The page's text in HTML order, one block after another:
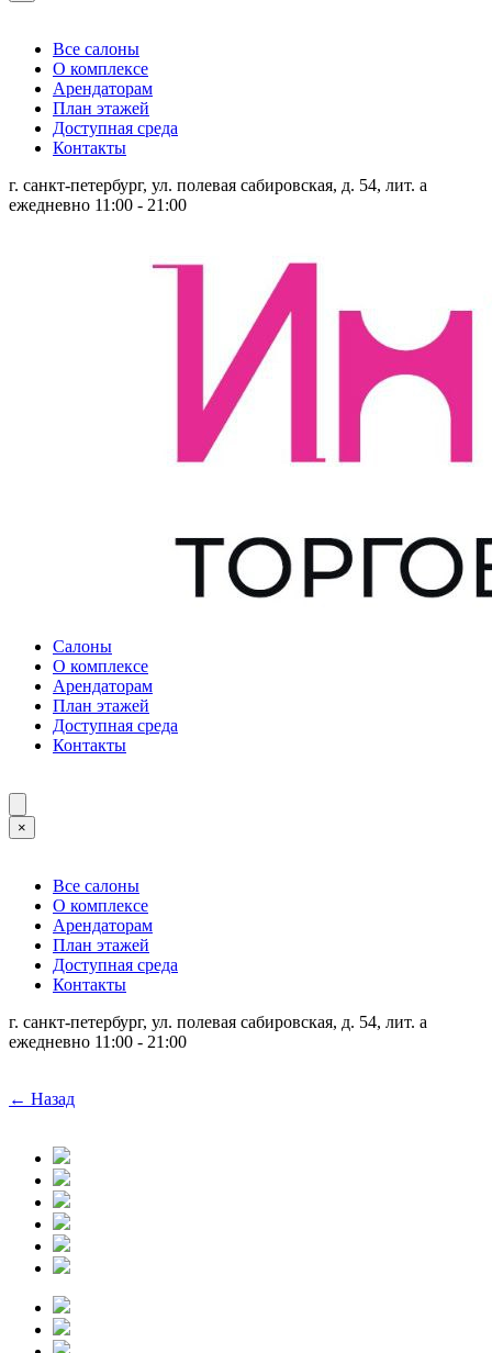
Все салоны
О комплексе
Арендаторам
План этажей
Доступная среда
Контакты
г. санкт-петербург, ул. полевая сабировская, д. 54, лит. а
ежедневно 11:00 - 21:00
Салоны
О комплексе
Арендаторам
План этажей
Доступная среда
Контакты
×
Все салоны
О комплексе
Арендаторам
План этажей
Доступная среда
Контакты
г. санкт-петербург, ул. полевая сабировская, д. 54, лит. а
ежедневно 11:00 - 21:00
← Назад